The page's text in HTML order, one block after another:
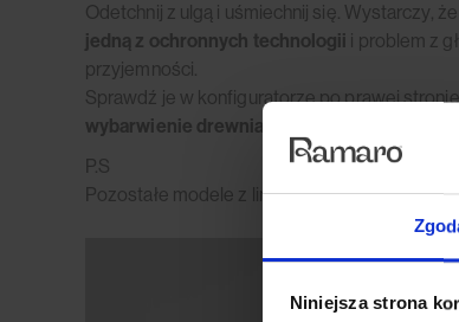
Niniejsza strona
Odetchnij z ulgą i uśmiechnij się. Wystarczy,
jedną z ochronnych technologii i problem z
przyjemności.
Sprawdź je w konfiguratorze po prawej
wybarwienie drewnianych elementów mebla
P.S
Pozostałe modele z linii Madera znajdziesz